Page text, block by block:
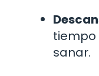
tiempo
sanar.